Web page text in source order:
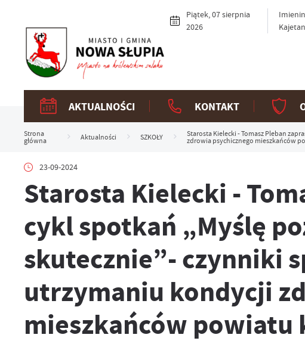
Piątek, 07 sierpnia
2026
Kajetan
AKTUALNOŚCI KONTAKT
Strona
główna Aktualności SZKOŁY Starosta Kielecki - Tomasz Pleban
zdrowia psychicznego mieszkańców
23-09-2024
Starosta Kielecki -
cykl spotkań „Myślę
skutecznie”- czynniki
utrzymaniu kondycji
mieszkańców powiatu